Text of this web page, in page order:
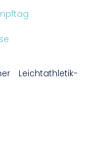
Leichtathletik-